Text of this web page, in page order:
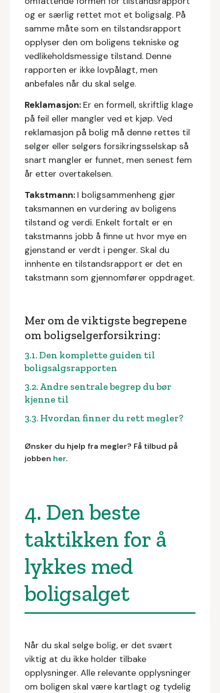
og er særlig rettet mot et boligsalg. På
samme måte som en tilstandsrapport
opplyser den om boligens tekniske og
vedlikeholdsmessige tilstand. Denne
rapporten er ikke lovpålagt, men
anbefales når du skal selge.
Reklamasjon: Er en formell, skriftlig klage
på feil eller mangler ved et kjøp. Ved
reklamasjon på bolig må denne rettes til
selger eller selgers forsikringsselskap så
snart mangler er funnet, men senest fem
år etter overtakelsen.
Takstmann: I boligsammenheng gjør
taksmannen en vurdering av boligens
tilstand og verdi. Enkelt fortalt er en
takstmanns jobb å finne ut hvor mye en
gjenstand er verdt i penger. Skal du
innhente en tilstandsrapport er det en
takstmann som gjennomfører oppdraget.
Mer om de viktigste begrepene
om boligselgerforsikring:
3.1. Den komplette guiden til
boligsalgsrapporten
3.2. Andre sentrale begrep du bør
kjenne til
3.3. Hvordan finner du rett megler?
Ønsker du hjelp fra megler? Få tilbud på
jobben her.
4. Den beste
taktikken for å
lykkes med
boligsalget
Når du skal selge bolig, er det svært
viktig at du ikke holder tilbake
opplysninger. Alle relevante opplysninger
om boligen skal være kartlagt og tydelig